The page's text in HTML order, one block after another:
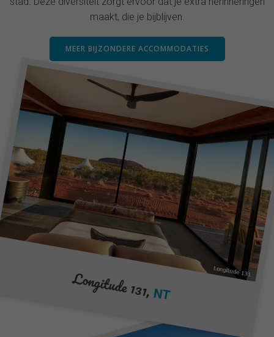
maakt, die je bijblijven.
MEER BIJZONDERE ACCOMMODATIES
Longitude 131,NT